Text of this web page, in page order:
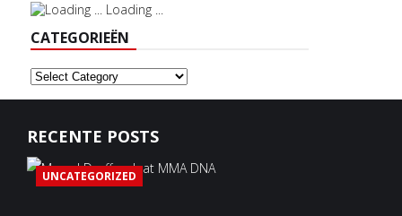
Loading ...
CATEGORIEËN
Categorieën
RECENTE POSTS
UNCATEGORIZED